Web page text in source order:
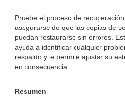
Pruebe el proceso de
asegurarse de que las copias de
puedan restaurarse sin errores.
ayuda a identificar cualquier
respaldo y le permite ajustar su
en consecuencia.
Resumen